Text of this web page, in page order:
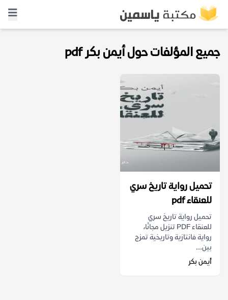
جميع المؤلفات حول أيمن بكر pdf
تحميل رواية تاريخ سري
للعنقاء pdf
تحميل رواية تاريخ سري
للعنقاء PDF تنزيل مجانًا،
رواية فانتازية وتاريخية تمزج
بين...
أيمن بكر